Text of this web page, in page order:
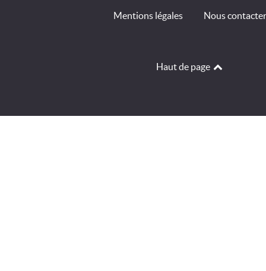
Mentions légales Nous contacter
Haut de page